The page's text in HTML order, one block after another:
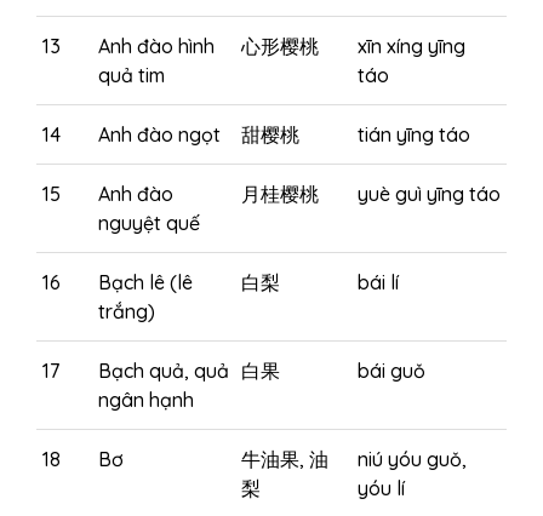
13
Anh đào hình
quả tim
心形樱桃
xīn xíng yīng
táo
14 Anh đào ngọt 甜樱桃 tián yīng táo
15
Anh đào
nguyệt quế
月桂樱桃 yuè guì yīng táo
16
Bạch lê (lê
trắng)
白梨 bái lí
17
Bạch quả, quả
ngân hạnh
白果 bái guǒ
18 Bơ
牛油果, 油
梨
niú yóu guǒ,
yóu lí